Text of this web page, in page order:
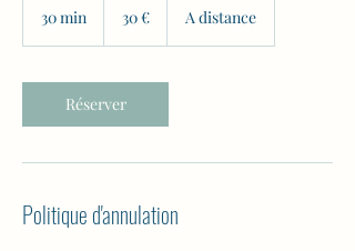
30 min
i
n
30 € A distance
Réserver
Politique d'annulation